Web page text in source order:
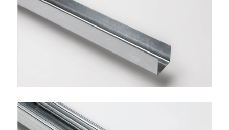
Guida per Controsoffitti
SINIAT